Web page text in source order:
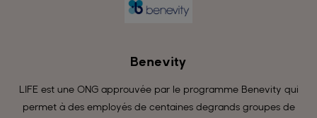
Benevity
LIFE est une ONG approuvée par le programme Benevity qui
permet à des employés de centaines degrands groupes de